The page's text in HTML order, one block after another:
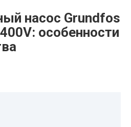
насос Grundfos
особенности